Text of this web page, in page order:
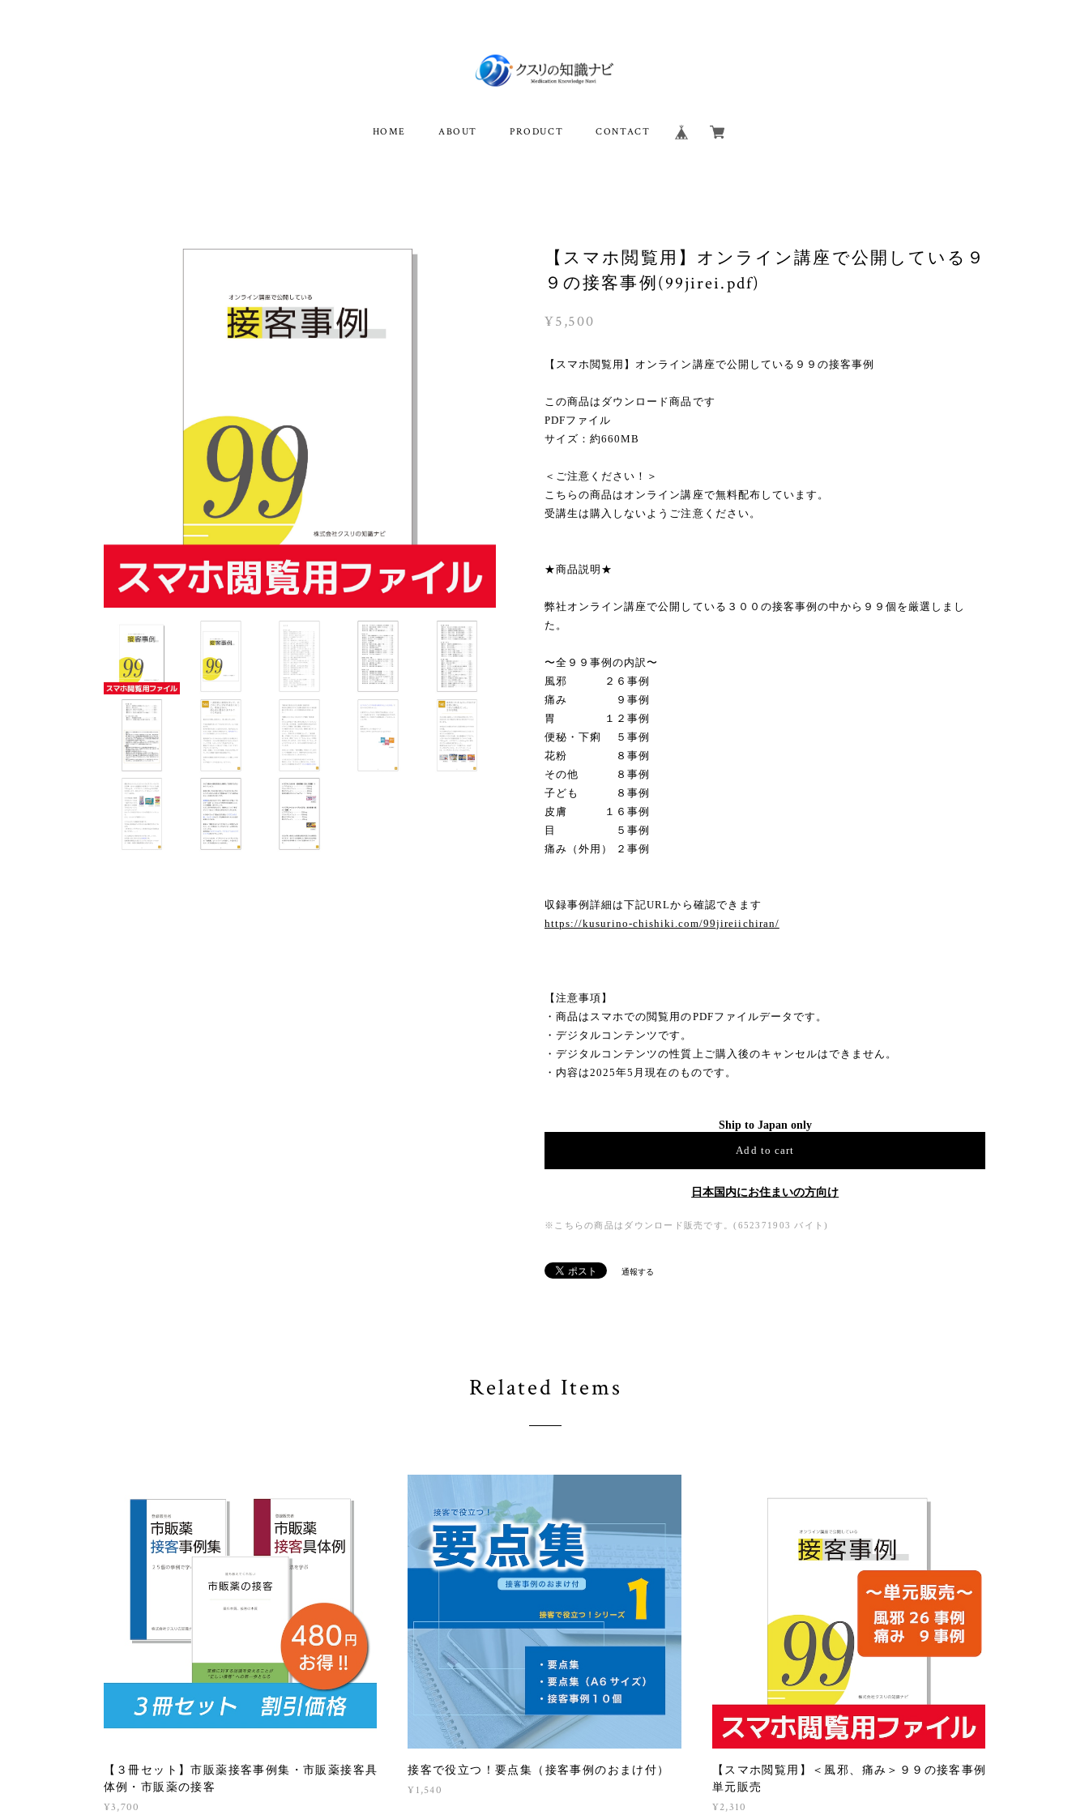
HOME ABOUT PRODUCT CONTACT
【スマホ閲覧用】オンライン講座で公開している９
９の接客事例(99jirei.pdf)
¥5,500
【スマホ閲覧用】オンライン講座で公開している９９の接客事例
この商品はダウンロード商品です
PDFファイル
サイズ：約660MB
＜ご注意ください！＞
こちらの商品はオンライン講座で無料配布しています。
受講生は購入しないようご注意ください。
★商品説明★
弊社オンライン講座で公開している３００の接客事例の中から９９個を厳選しまし
た。
〜全９９事例の内訳〜
風邪 ２６事例
痛み ９事例
胃 １２事例
便秘・下痢 ５事例
花粉 ８事例
その他 ８事例
子ども ８事例
皮膚 １６事例
目 ５事例
痛み（外用） ２事例
収録事例詳細は下記URLから確認できます
https://kusurino-chishiki.com/99jireiichiran/
【注意事項】
・商品はスマホでの閲覧用のPDFファイルデータです。
・デジタルコンテンツです。
・デジタルコンテンツの性質上ご購入後のキャンセルはできません。
・内容は2025年5月現在のものです。
Ship to Japan only
Add to cart
日本国内にお住まいの方向け
※こちらの商品はダウンロード販売です。(652371903 バイト)
通報する
Related Items
【３冊セット】市販薬接客事例集・市販薬接客具
体例・市販薬の接客
¥3,700
接客で役立つ！要点集（接客事例のおまけ付）
¥1,540
【スマホ閲覧用】＜風邪、痛み＞９９の接客事例
単元販売
¥2,310